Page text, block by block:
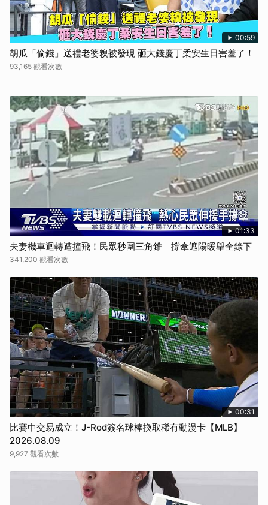
00:59
胡瓜「偷錢」送禮老婆糗被發現 砸大錢慶丁柔安生日害羞了！
93,165 觀看次數
01:33
夫妻機車迴轉遭撞飛！民眾秒圍三角錐 撐傘遮陽暖舉全錄下
341,200 觀看次數
00:31
比賽中交易成立！J-Rod簽名球棒換取稀有動漫卡【MLB】
2026.08.09
9,927 觀看次數